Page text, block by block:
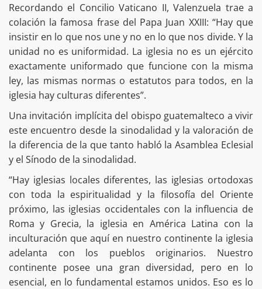
Recordando el Concilio Vaticano II, Valenzuela trae a
colación la famosa frase del Papa Juan XXIII: “Hay que
insistir en lo que nos une y no en lo que nos divide. Y la
unidad no es uniformidad. La iglesia no es un ejército
exactamente uniformado que funcione con la misma
ley, las mismas normas o estatutos para todos, en la
iglesia hay culturas diferentes”.
Una invitación implícita del obispo guatemalteco a vivir
este encuentro desde la sinodalidad y la valoración de
la diferencia de la que tanto habló la Asamblea Eclesial
y el Sínodo de la sinodalidad.
“Hay iglesias locales diferentes, las iglesias ortodoxas
con toda la espiritualidad y la filosofía del Oriente
próximo, las iglesias occidentales con la influencia de
Roma y Grecia, la iglesia en América Latina con la
inculturación que aquí en nuestro continente la iglesia
adelanta con los pueblos originarios. Nuestro
continente posee una gran diversidad, pero en lo
esencial, en lo fundamental estamos unidos. Eso es lo